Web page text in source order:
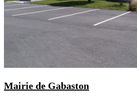
Mairie de Gabaston